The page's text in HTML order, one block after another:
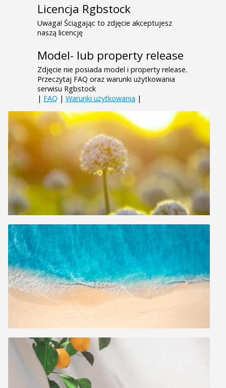
Licencja Rgbstock
Uwaga! Ściągając to zdjęcie akceptujesz
naszą licencję
Model- lub property release
Zdjęcie nie posiada model i property release.
Przeczytaj FAQ oraz warunki użytkowania
serwisu Rgbstock
| FAQ | Warunki użytkowania |